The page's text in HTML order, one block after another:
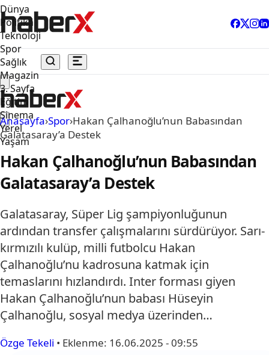
Dünya
Politika
Teknoloji
Spor
Sağlık
Magazin
3. Sayfa
Eğitim
Sinema
Yerel
Yaşam
Anasayfa›Spor›Hakan Çalhanoğlu’nun Babasından
Galatasaray’a Destek
Hakan Çalhanoğlu’nun Babasından
Galatasaray’a Destek
Galatasaray, Süper Lig şampiyonluğunun
ardından transfer çalışmalarını sürdürüyor. Sarı-
kırmızılı kulüp, milli futbolcu Hakan
Çalhanoğlu’nu kadrosuna katmak için
temaslarını hızlandırdı. Inter forması giyen
Hakan Çalhanoğlu’nun babası Hüseyin
Çalhanoğlu, sosyal medya üzerinden…
Özge Tekeli • Eklenme: 16.06.2025 - 09:55